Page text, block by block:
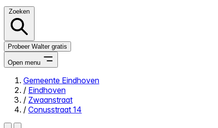
Zoeken
Probeer Walter gratis
Open menu
Close menu
Gemeente Eindhoven
/ Eindhoven
/ Zwaanstraat
/ Conusstraat 14